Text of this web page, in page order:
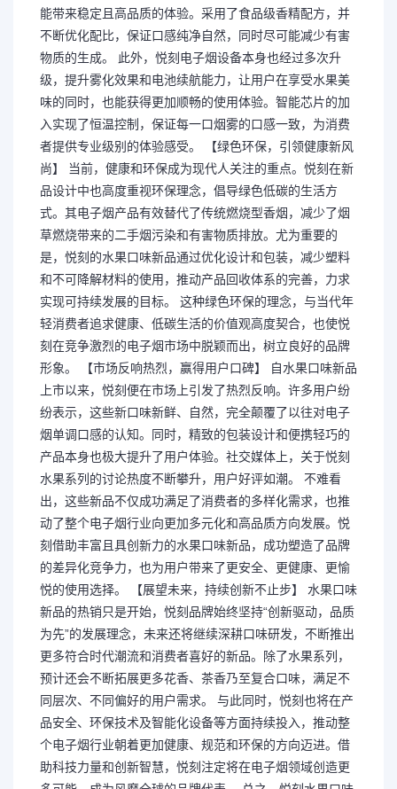
能带来稳定且高品质的体验。采用了食品级香精配方，并
不断优化配比，保证口感纯净自然，同时尽可能减少有害
物质的生成。 此外，悦刻电子烟设备本身也经过多次升
级，提升雾化效果和电池续航能力，让用户在享受水果美
味的同时，也能获得更加顺畅的使用体验。智能芯片的加
入实现了恒温控制，保证每一口烟雾的口感一致，为消费
者提供专业级别的体验感受。 【绿色环保，引领健康新风
尚】 当前，健康和环保成为现代人关注的重点。悦刻在新
品设计中也高度重视环保理念，倡导绿色低碳的生活方
式。其电子烟产品有效替代了传统燃烧型香烟，减少了烟
草燃烧带来的二手烟污染和有害物质排放。尤为重要的
是，悦刻的水果口味新品通过优化设计和包装，减少塑料
和不可降解材料的使用，推动产品回收体系的完善，力求
实现可持续发展的目标。 这种绿色环保的理念，与当代年
轻消费者追求健康、低碳生活的价值观高度契合，也使悦
刻在竞争激烈的电子烟市场中脱颖而出，树立良好的品牌
形象。 【市场反响热烈，赢得用户口碑】 自水果口味新品
上市以来，悦刻便在市场上引发了热烈反响。许多用户纷
纷表示，这些新口味新鲜、自然，完全颠覆了以往对电子
烟单调口感的认知。同时，精致的包装设计和便携轻巧的
产品本身也极大提升了用户体验。社交媒体上，关于悦刻
水果系列的讨论热度不断攀升，用户好评如潮。 不难看
出，这些新品不仅成功满足了消费者的多样化需求，也推
动了整个电子烟行业向更加多元化和高品质方向发展。悦
刻借助丰富且具创新力的水果口味新品，成功塑造了品牌
的差异化竞争力，也为用户带来了更安全、更健康、更愉
悦的使用选择。 【展望未来，持续创新不止步】 水果口味
新品的热销只是开始，悦刻品牌始终坚持“创新驱动，品质
为先”的发展理念，未来还将继续深耕口味研发，不断推出
更多符合时代潮流和消费者喜好的新品。除了水果系列，
预计还会不断拓展更多花香、茶香乃至复合口味，满足不
同层次、不同偏好的用户需求。 与此同时，悦刻也将在产
品安全、环保技术及智能化设备等方面持续投入，推动整
个电子烟行业朝着更加健康、规范和环保的方向迈进。借
助科技力量和创新智慧，悦刻注定将在电子烟领域创造更